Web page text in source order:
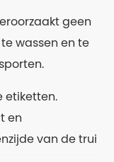
geen
wassen en te
etiketten.
en
van de trui